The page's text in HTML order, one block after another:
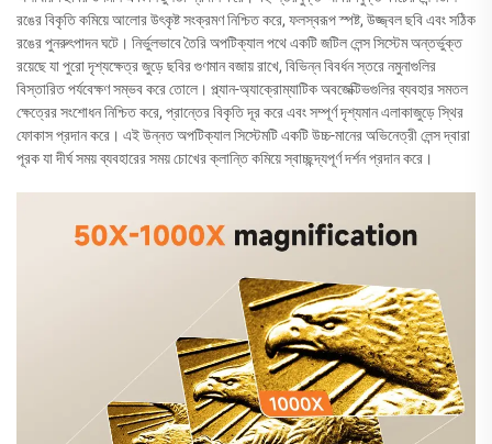
রঙের বিকৃতি কমিয়ে আলোর উৎকৃষ্ট সংক্রমণ নিশ্চিত করে, ফলস্বরূপ স্পষ্ট, উজ্জ্বল ছবি এবং সঠিক
রঙের পুনরুৎপাদন ঘটে। নির্ভুলভাবে তৈরি অপটিক্যাল পথে একটি জটিল লেন্স সিস্টেম অন্তর্ভুক্ত
রয়েছে যা পুরো দৃশ্যক্ষেত্র জুড়ে ছবির গুণমান বজায় রাখে, বিভিন্ন বিবর্ধন স্তরে নমুনাগুলির
বিস্তারিত পর্যবেক্ষণ সম্ভব করে তোলে। প্ল্যান-অ্যাক্রোম্যাটিক অবজেক্টিভগুলির ব্যবহার সমতল
ক্ষেত্রের সংশোধন নিশ্চিত করে, প্রান্তের বিকৃতি দূর করে এবং সম্পূর্ণ দৃশ্যমান এলাকাজুড়ে স্থির
ফোকাস প্রদান করে। এই উন্নত অপটিক্যাল সিস্টেমটি একটি উচ্চ-মানের অভিনেত্রী লেন্স দ্বারা
পূরক যা দীর্ঘ সময় ব্যবহারের সময় চোখের ক্লান্তি কমিয়ে স্বাচ্ছন্দ্যপূর্ণ দর্শন প্রদান করে।